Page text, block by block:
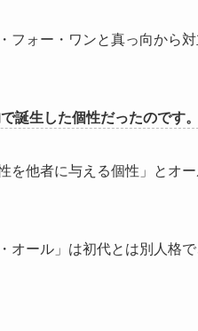
フォー・ワンと真っ向から
誕生した個性だったのです。
を他者に与える個性」とオ
オール」は初代とは別人格